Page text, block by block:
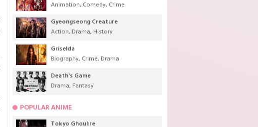
Animation, Comedy, Crime
Gyeongseong Creature
Action, Drama, History
Griselda
Biography, Crime, Drama
Death's Game
Drama, Fantasy
POPULAR ANIME
Tokyo Ghoul:re